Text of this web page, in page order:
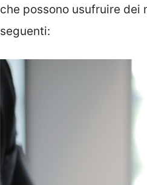
che possono usufruire dei
seguenti: